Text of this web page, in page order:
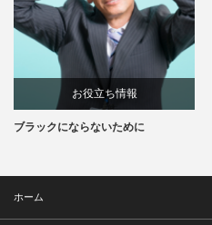
お役立ち情報
ブラックにならないために
ホーム